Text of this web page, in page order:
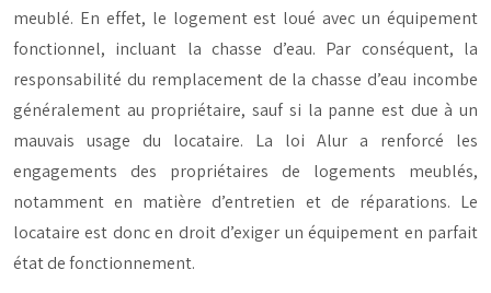
meublé. En effet, le logement est loué avec un équipement
fonctionnel, incluant la chasse d’eau. Par conséquent, la
responsabilité du remplacement de la chasse d’eau incombe
généralement au propriétaire, sauf si la panne est due à un
mauvais usage du locataire. La loi Alur a renforcé les
engagements des propriétaires de logements meublés,
notamment en matière d’entretien et de réparations. Le
locataire est donc en droit d’exiger un équipement en parfait
état de fonctionnement.